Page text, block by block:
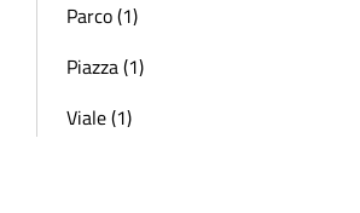
Parco (1)
Piazza (1)
Viale (1)